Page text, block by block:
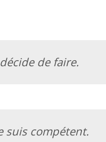
de faire.
suis compétent.